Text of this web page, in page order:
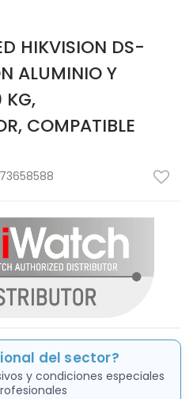
HIKVISION DS-
ALUMINIO Y
KG,
COMPATIBLE
del sector?
y condiciones especiales